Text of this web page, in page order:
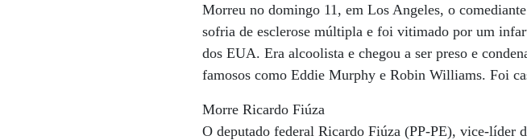
Morreu no domingo 11, em Los Angeles, o
sofria de esclerose múltipla e foi vitimado por um
dos EUA. Era alcoolista e chegou a ser preso e
famosos como Eddie Murphy e Robin Williams. Foi
Morre Ricardo Fiúza
O deputado federal Ricardo Fiúza (PP-PE), vice-líder